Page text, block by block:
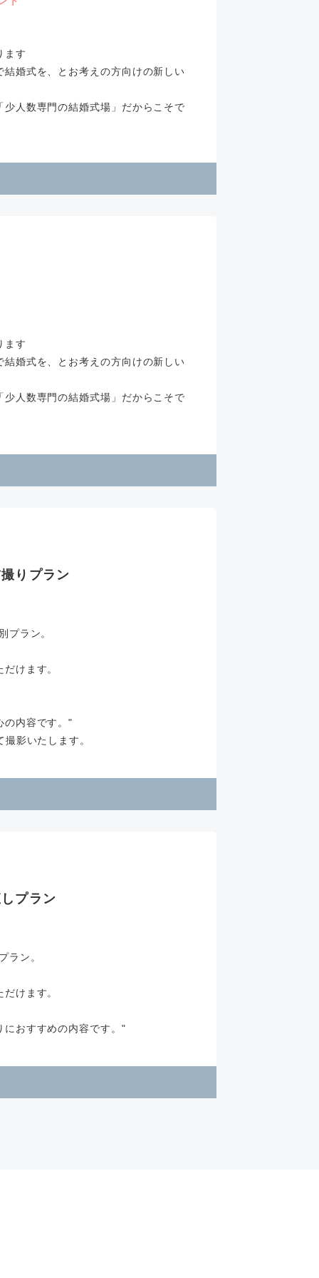
ます
婚式を、とお考えの方向けの新しい
人数専門の結婚式場」だからこそで
ます
婚式を、とお考えの方向けの新しい
人数専門の結婚式場」だからこそで
りプラン
プラン。
けます。
の内容です。"
影いたします。
プラン
ラン。
けます。
におすすめの内容です。"